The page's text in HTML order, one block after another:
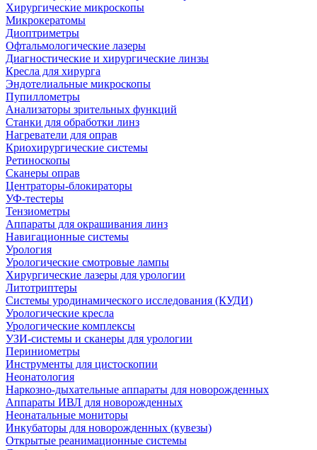
Хирургические микроскопы
Микрокератомы
Диоптриметры
Офтальмологические лазеры
Диагностические и хирургические линзы
Кресла для хирурга
Эндотелиальные микроскопы
Пупиллометры
Анализаторы зрительных функций
Станки для обработки линз
Нагреватели для оправ
Криохирургические системы
Ретиноскопы
Сканеры оправ
Центраторы-блокираторы
УФ-тестеры
Тензиометры
Аппараты для окрашивания линз
Навигационные системы
Урология
Урологические смотровые лампы
Хирургические лазеры для урологии
Литотриптеры
Системы уродинамического исследования (КУДИ)
Урологические кресла
Урологические комплексы
УЗИ-системы и сканеры для урологии
Периниометры
Инструменты для цистоскопии
Неонатология
Наркозно-дыхательные аппараты для новорожденных
Аппараты ИВЛ для новорожденных
Неонатальные мониторы
Инкубаторы для новорожденных (кувезы)
Открытые реанимационные системы